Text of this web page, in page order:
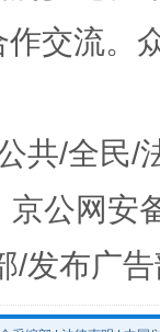
谢
交流。
共/全民/
公网安
/发布广